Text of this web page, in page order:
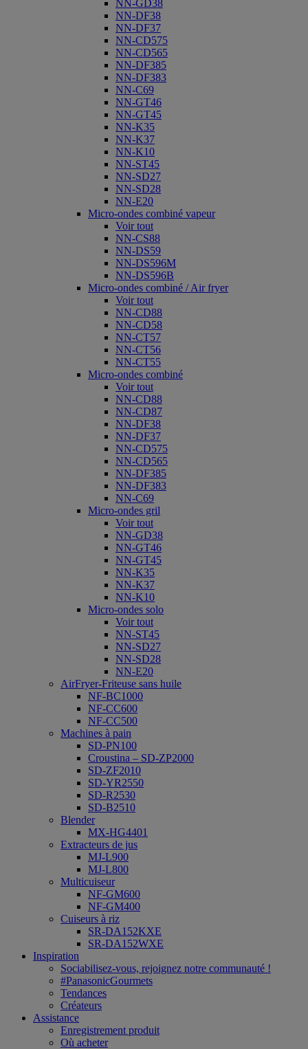
NN-GD38
NN-DF38
NN-DF37
NN-CD575
NN-CD565
NN-DF385
NN-DF383
NN-C69
NN-GT46
NN-GT45
NN-K35
NN-K37
NN-K10
NN-ST45
NN-SD27
NN-SD28
NN-E20
Micro-ondes combiné vapeur
Voir tout
NN-CS88
NN-DS59
NN-DS596M
NN-DS596B
Micro-ondes combiné / Air fryer
Voir tout
NN-CD88
NN-CD58
NN-CT57
NN-CT56
NN-CT55
Micro-ondes combiné
Voir tout
NN-CD88
NN-CD87
NN-DF38
NN-DF37
NN-CD575
NN-CD565
NN-DF385
NN-DF383
NN-C69
Micro-ondes gril
Voir tout
NN-GD38
NN-GT46
NN-GT45
NN-K35
NN-K37
NN-K10
Micro-ondes solo
Voir tout
NN-ST45
NN-SD27
NN-SD28
NN-E20
AirFryer-Friteuse sans huile
NF-BC1000
NF-CC600
NF-CC500
Machines à pain
SD-PN100
Croustina – SD-ZP2000
SD-ZF2010
SD-YR2550
SD-R2530
SD-B2510
Blender
MX-HG4401
Extracteurs de jus
MJ-L900
MJ-L800
Multicuiseur
NF-GM600
NF-GM400
Cuiseurs à riz
SR-DA152KXE
SR-DA152WXE
Inspiration
Sociabilisez-vous, rejoignez notre communauté !
#PanasonicGourmets
Tendances
Créateurs
Assistance
Enregistrement produit
Où acheter